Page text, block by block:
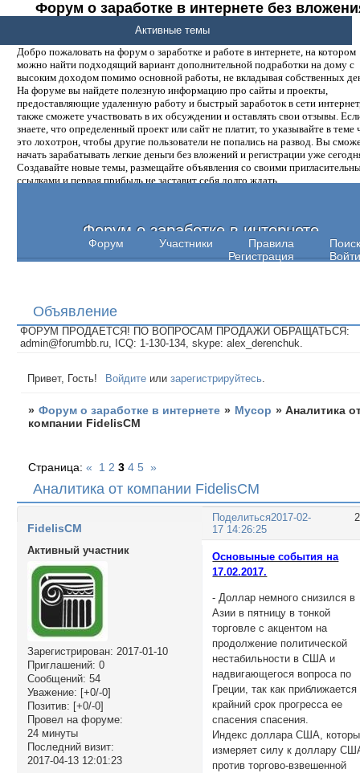
Форум о заработке в интернете без
денег.
Добро пожаловать на форум о заработке и работе в интернете, на котором
можно найти подходящий вариант дополнительной подработки на дому с
высоким доходом помимо основной работы, не вкладывая собственных
На форуме вы найдете полезную информацию про сайты и проекты,
предоставляющие удаленную работу и быстрый заработок в сети
также сможете участвовать в их обсуждении и оставлять свои отзывы.
знаете, что определенный проект или сайт не платит, то указывайте в теме
это лохотрон, чтобы другие пользователи не попались на развод. Вы
начать зарабатывать легкие деньги без вложений и регистрации уже
Создавайте новые темы, размещайте объявления со своими
ссылками и первая прибыль не заставит себя долго ждать.
Форум о заработке в интернете
Форум Участники Правила
Поиск
Регистрация
Войти
Активные темы
Объявление
ФОРУМ ПРОДАЕТСЯ! ПО ВОПРОСАМ ПРОДАЖИ ОБРАЩАТЬСЯ:
admin@forumbb.ru, ICQ: 1-130-134, skype: alex_derenchuk.
Привет, Гость! Войдите илизарегистрируйтесь
» Форум о заработке в интернете » Мусор »Аналитика
компании FidelisCM
Аналитика от компании FidelisCM
Страница:« 1 2 3 4 5 »
Поделиться2017-02-
17 14:26:25
FidelisCM
Активный участник
Зарегистрирован: 2017-01-10
Приглашений: 0
Сообщений: 54
Уважение: [+0/-0]
Позитив: [+0/-0]
Провел на форуме:
24 минуты
Последний визит:
2017-04-13 12:01:23
Основыные события на
17.02.2017.
- Доллар немного снизился в
Азии в пятницу в тонкой
торговле с акцентом на
продолжение политической
нестабильности в США и
надвигающегося вопроса по
Греции, так как приближается
крайний срок прогресса ее
спасения спасения.
Индекс доллара США,
измеряет силу к доллару
против торгово-взвешенной